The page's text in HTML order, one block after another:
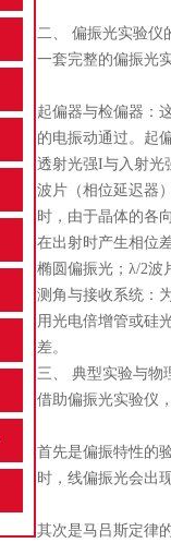
二、 偏振光实验仪
一套完整的偏振光
起偏器与检偏器：
的电振动通过。起
透射光强I与入射光
波片（相位延迟器
时，由于晶体的各
在出射时产生相位
椭圆偏振光；λ/2波
测角与接收系统：
用光电倍增管或硅
差。
三、 典型实验与物
借助偏振光实验仪
首先是偏振特性的
时，线偏振光会出
其次是马吕斯定律